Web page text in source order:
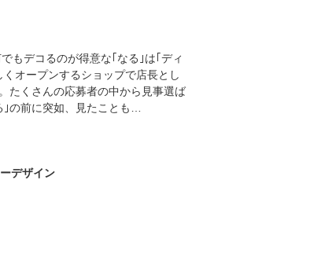
もデコるのが得意な｢なる｣は｢ディ
オープンするショップで店長とし
たくさんの応募者の中から見事選ば
の前に突如、見たことも…
デザイン